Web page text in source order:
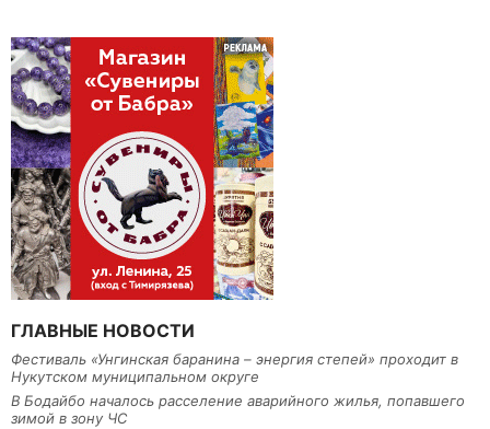
ГЛАВНЫЕ НОВОСТИ
Фестиваль «Унгинская баранина – энергия степей» проходит в
Нукутском муниципальном округе
В Бодайбо началось расселение аварийного жилья, попавшего
зимой в зону ЧС